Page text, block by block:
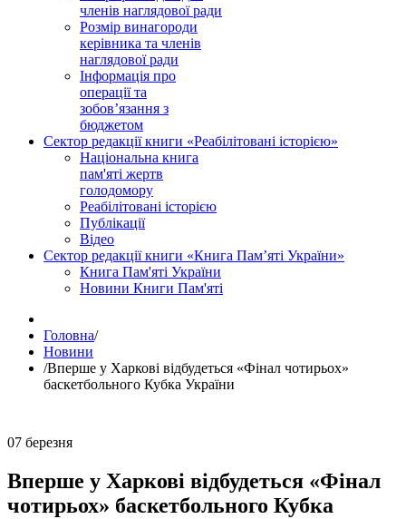
членів наглядової ради
Розмір винагороди
керівника та членів
наглядової ради
Інформація про
операції та
зобов’язання з
бюджетом
Сектор редакції книги «Реабілітовані історією»
Національна книга
пам'яті жертв
голодомору
Реабілітовані історією
Публікації
Відео
Сектор редакції книги «Книга Пам’яті України»
Книга Пам'яті України
Новини Книги Пам'яті
Головна/
Новини
/Вперше у Харкові відбудеться «Фінал чотирьох»
баскетбольного Кубка України
07 березня
Вперше у Харкові відбудеться «Фінал
чотирьох» баскетбольного Кубка